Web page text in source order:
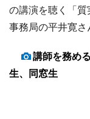
の講演を聴く「
事務局の平井寛さ
講師を務め
生、同窓生